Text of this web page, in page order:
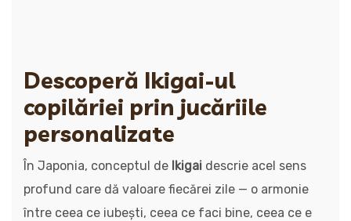
Descoperă Ikigai-ul
copilăriei prin jucăriile
personalizate
În Japonia, conceptul de Ikigai descrie acel sens
profund care dă valoare fiecărei zile — o armonie
între ceea ce iubești, ceea ce faci bine, ceea ce e